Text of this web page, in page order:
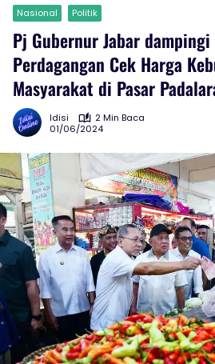
Nasional Politik
Pj Gubernur Jabar
Perdagangan Cek Harga
Masyarakat di Pasar
Idisi
2 Min Baca
01/06/2024